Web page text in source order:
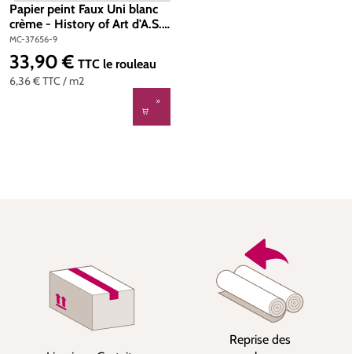
Papier peint Faux Uni blanc
crème - History of Art d'A.S.
Creation | Réf. 37656-9
MC-37656-9
6,36 €TTC / m2
Prix régulier :
33,90 € TTC le rouleau
Reprise des